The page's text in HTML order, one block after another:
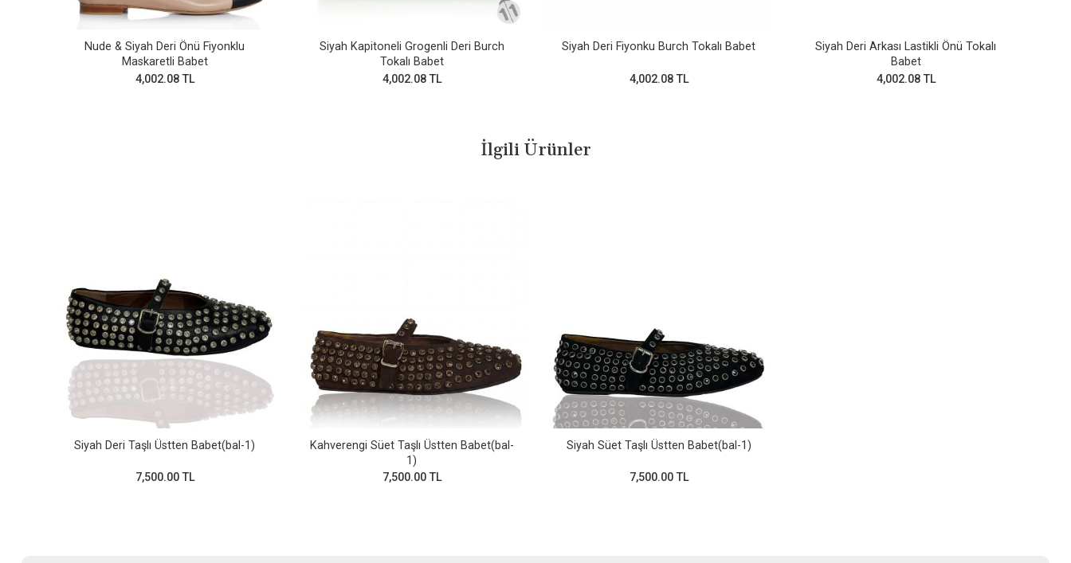
Nude & Siyah Deri Önü Fiyonklu
Maskaretli Babet
4,002.08 TL
Siyah Kapitoneli Grogenli Deri Burch
Tokalı Babet
4,002.08 TL
Siyah Deri Fiyonku Burch Tokalı Babet
4,002.08 TL
Siyah Deri Arkası Lastikli Önü Tokalı
Babet
4,002.08 TL
İlgili Ürünler
Siyah Deri Taşlı Üstten Babet(bal-1)
7,500.00 TL
Kahverengi Süet Taşlı Üstten Babet(bal-
1)
7,500.00 TL
Siyah Süet Taşlı Üstten Babet(bal-1)
7,500.00 TL